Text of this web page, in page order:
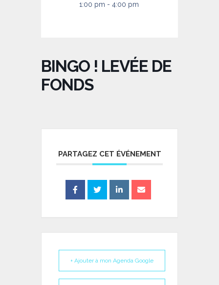
1:00 pm - 4:00 pm
BINGO ! LEVÉE DE
FONDS
PARTAGEZ CET ÉVÉNEMENT
+ Ajouter à mon Agenda Google